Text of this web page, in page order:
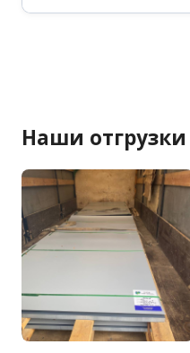
Наши отгрузки